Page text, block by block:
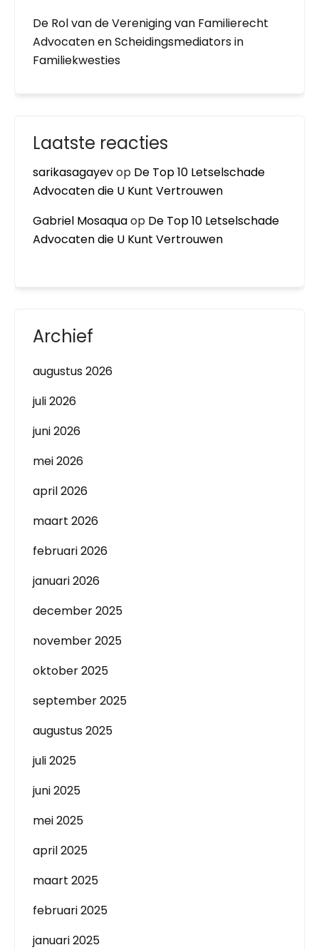
De Rol van de Vereniging van Familierecht
Advocaten en Scheidingsmediators in
Familiekwesties
Laatste reacties
sarikasagayevop De Top 10 Letselschade
Advocaten die U Kunt Vertrouwen
Gabriel Mosaquaop De Top 10 Letselschade
Advocaten die U Kunt Vertrouwen
Archief
augustus 2026
juli 2026
juni 2026
mei 2026
april 2026
maart 2026
februari 2026
januari 2026
december 2025
november 2025
oktober 2025
september 2025
augustus 2025
juli 2025
juni 2025
mei 2025
april 2025
maart 2025
februari 2025
januari 2025